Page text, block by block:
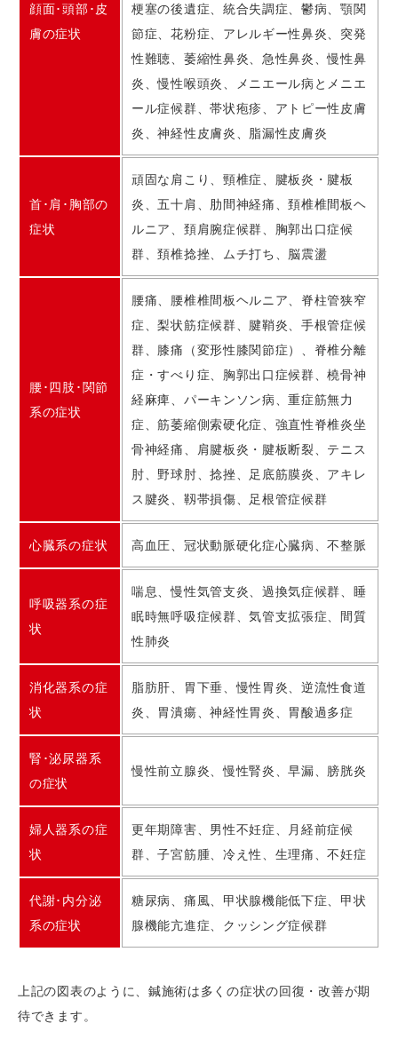
顔面･頭部･皮
膚の症状
梗塞の後遺症、統合失調症、鬱病、顎関
節症、花粉症、アレルギー性鼻炎、突発
性難聴、萎縮性鼻炎、急性鼻炎、慢性鼻
炎、慢性喉頭炎、メニエール病とメニエ
ール症候群、帯状疱疹、アトピー性皮膚
炎、神経性皮膚炎、脂漏性皮膚炎
首･肩･胸部の
症状
頑固な肩こり、頸椎症、腱板炎・腱板
炎、五十肩、肋間神経痛、頚椎椎間板ヘ
ルニア、頚肩腕症候群、胸郭出口症候
群、頚椎捻挫、ムチ打ち、脳震盪
腰･四肢･関節
系の症状
腰痛、腰椎椎間板ヘルニア、脊柱管狭窄
症、梨状筋症候群、腱鞘炎、手根管症候
群、膝痛（変形性膝関節症）、脊椎分離
症・すべり症、胸郭出口症候群、橈骨神
経麻痺、パーキンソン病、重症筋無力
症、筋萎縮側索硬化症、強直性脊椎炎坐
骨神経痛、肩腱板炎・腱板断裂、テニス
肘、野球肘、捻挫、足底筋膜炎、アキレ
ス腱炎、靱帯損傷、足根管症候群
心臓系の症状 高血圧、冠状動脈硬化症心臓病、不整脈
呼吸器系の症
状
喘息、慢性気管支炎、過換気症候群、睡
眠時無呼吸症候群、気管支拡張症、間質
性肺炎
消化器系の症
状
脂肪肝、胃下垂、慢性胃炎、逆流性食道
炎、胃潰瘍、神経性胃炎、胃酸過多症
腎･泌尿器系
の症状
慢性前立腺炎、慢性腎炎、早漏、膀胱炎
婦人器系の症
状
更年期障害、男性不妊症、月経前症候
群、子宮筋腫、冷え性、生理痛、不妊症
代謝･内分泌
系の症状
糖尿病、痛風、甲状腺機能低下症、甲状
腺機能亢進症、クッシング症候群
上記の図表のように、鍼施術は多くの症状の回復・改善が期
待できます。